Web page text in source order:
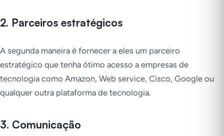
2. Parceiros estratégicos
A segunda maneira é fornecer a eles um parceiro
estratégico que tenha ótimo acesso a empresas de
tecnologia como Amazon, Web service, Cisco, Google ou
qualquer outra plataforma de tecnologia.
3. Comunicação